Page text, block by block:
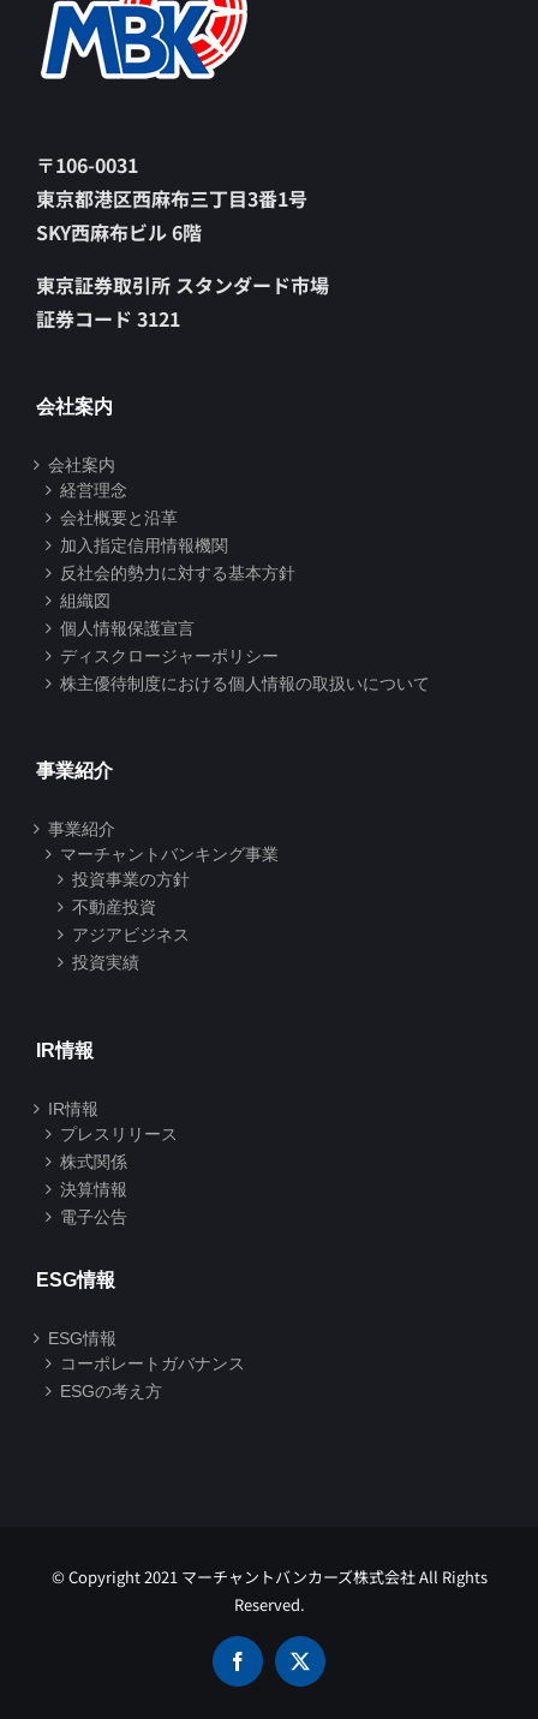
〒106-0031
東京都港区西麻布三丁目3番1号
SKY西麻布ビル 6階
東京証券取引所 スタンダード市場
証券コード 3121
会社案内
会社案内
経営理念
会社概要と沿革
加入指定信用情報機関
反社会的勢力に対する基本方針
組織図
個人情報保護宣言
ディスクロージャーポリシー
株主優待制度における個人情報の取扱いについて
事業紹介
事業紹介
マーチャントバンキング事業
投資事業の方針
不動産投資
アジアビジネス
投資実績
IR情報
IR情報
プレスリリース
株式関係
決算情報
電子公告
ESG情報
ESG情報
コーポレートガバナンス
ESGの考え方
© Copyright 2021 マーチャントバンカーズ株式会社 All Rights
Reserved.
Facebook
X